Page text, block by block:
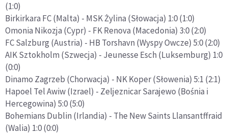
(1:0)
Birkirkara FC (Malta) - MSK Żylina (Słowacja) 1:0 (1:0)
Omonia Nikozja (Cypr) - FK Renova (Macedonia) 3:0 (2:0)
FC Salzburg (Austria) - HB Torshavn (Wyspy Owcze) 5:0 (2:0)
AIK Sztokholm (Szwecja) - Jeunesse Esch (Luksemburg) 1:0
(0:0)
Dinamo Zagrzeb (Chorwacja) - NK Koper (Słowenia) 5:1 (2:1)
Hapoel Tel Awiw (Izrael) - Zeljeznicar Sarajewo (Bośnia i
Hercegowina) 5:0 (5:0)
Bohemians Dublin (Irlandia) - The New Saints Llansantffraid
(Walia) 1:0 (0:0)